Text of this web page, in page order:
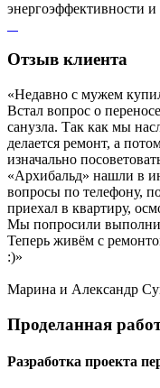
энергоэффективности и
Отзыв клиента
«Недавно с мужем
Встал вопрос о
санузла. Так как мы
делается ремонт, а
изначально
«Архибальд» нашли в
вопросы по телефону,
приехал в квартиру,
Мы попросили
Теперь живём с
:)»
Марина и Александр
Проделанная
Разработка проекта